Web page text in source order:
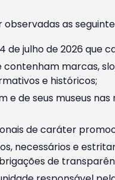
as
julho de 2026 que
marcas,
e históricos;
de seus museus
de caráter
necessários e
de